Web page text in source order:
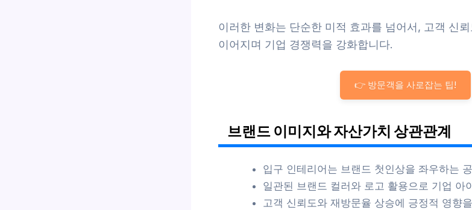
이러한 변화는 단순한 미적 효과를 넘어서, 고객 신
이어지며 기업 경쟁력을 강화합니다.
👉 방문객을 사로잡는 팁!
브랜드 이미지와 자산가치 상관관계
입구 인테리어는 브랜드 첫인상을 좌우하는
일관된 브랜드 컬러와 로고 활용으로 기업 아
고객 신뢰도와 재방문율 상승에 긍정적 영향